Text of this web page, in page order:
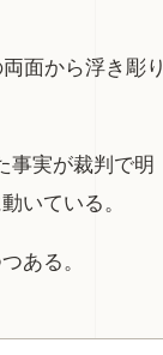
面から浮き彫り
事実が裁判で明
いている。
ある。